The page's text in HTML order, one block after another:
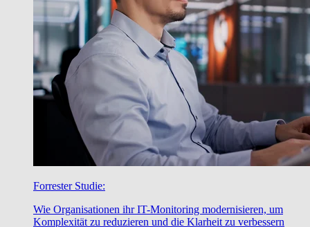
Forrester Studie:
Wie Organisationen ihr IT-Monitoring modernisieren, um
Komplexität zu reduzieren und die Klarheit zu verbessern